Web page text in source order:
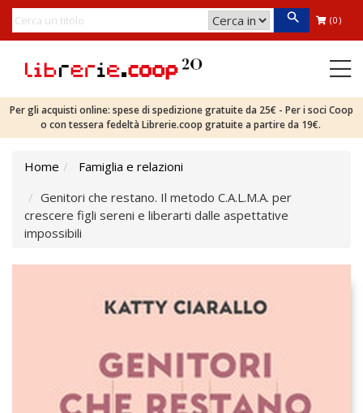
(0)
Per gli acquisti online: spese di spedizione gratuite da 25€ - Per i soci Coop
o con tessera fedeltà Librerie.coop gratuite a partire da 19€.
Home
Famiglia e relazioni
Genitori che restano. Il metodo C.A.L.M.A. per
crescere figli sereni e liberarti dalle aspettative
impossibili